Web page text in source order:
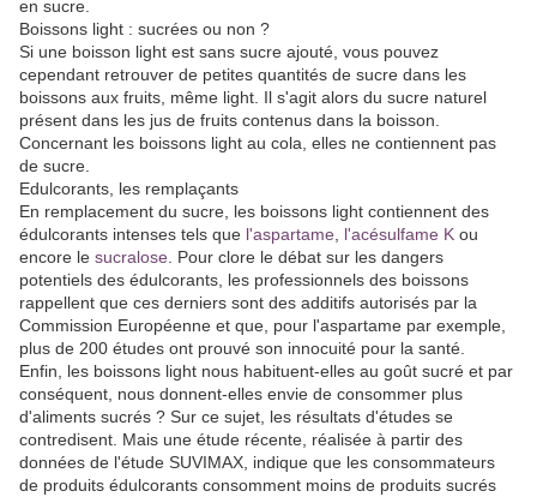
en sucre.
Boissons light : sucrées ou non ?
Si une boisson light est sans sucre ajouté, vous pouvez
cependant retrouver de petites quantités de sucre dans les
boissons aux fruits, même light. Il s'agit alors du sucre naturel
présent dans les jus de fruits contenus dans la boisson.
Concernant les boissons light au cola, elles ne contiennent pas
de sucre.
Edulcorants, les remplaçants
En remplacement du sucre, les boissons light contiennent des
édulcorants intenses tels que l'aspartame, l'acésulfame K ou
encore le sucralose. Pour clore le débat sur les dangers
potentiels des édulcorants, les professionnels des boissons
rappellent que ces derniers sont des additifs autorisés par la
Commission Européenne et que, pour l'aspartame par exemple,
plus de 200 études ont prouvé son innocuité pour la santé.
Enfin, les boissons light nous habituent-elles au goût sucré et par
conséquent, nous donnent-elles envie de consommer plus
d'aliments sucrés ? Sur ce sujet, les résultats d'études se
contredisent. Mais une étude récente, réalisée à partir des
données de l'étude SUVIMAX, indique que les consommateurs
de produits édulcorants consomment moins de produits sucrés